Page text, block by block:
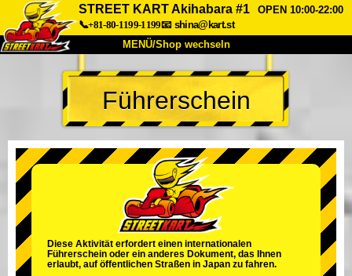
STREET KART Akihabara #1
OPEN 10:00-22:00
📞+81-80-1199-1199📧 shina@kart.st
MENÜ/Shop wechseln
START
Über uns Spezifikationen Preise
Unternehmen Buchung
Shop wechseln
Tokio Shinagawa
Tokio Akihabara#2
Tokio Shibuya Annex Tokio Bucht
Führerschein
Diese Aktivität erfordert einen internationalen
Führerschein oder ein anderes Dokument, das Ihnen
erlaubt, auf öffentlichen Straßen in Japan zu fahren.